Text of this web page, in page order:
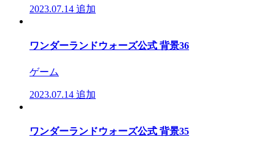
2023.07.14 追加
ワンダーランドウォーズ公式 背景36
ゲーム
2023.07.14 追加
ワンダーランドウォーズ公式 背景35